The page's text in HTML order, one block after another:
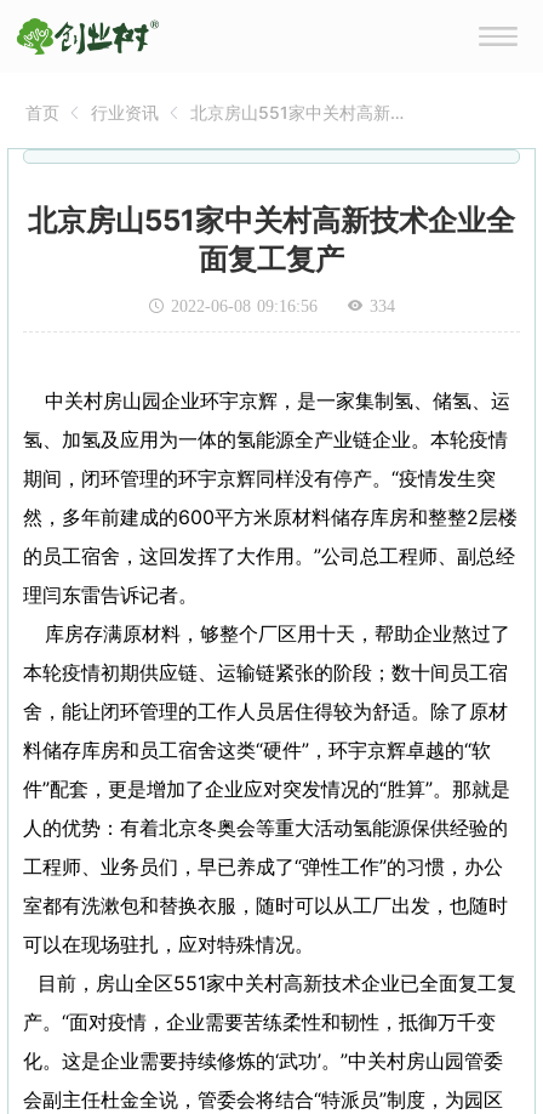
首页 行业资讯
北京房山551家中关村高新技
北京房山551家中关村高新技术企业全
面复工复产
2022-06-08 09:16:56 334
中关村房山园企业环宇京辉，是一家集制氢、储氢、运
氢、加氢及应用为一体的氢能源全产业链企业。本轮疫情
期间，闭环管理的环宇京辉同样没有停产。“疫情发生突
然，多年前建成的600平方米原材料储存库房和整整2层楼
的员工宿舍，这回发挥了大作用。”公司总工程师、副总经
理闫东雷告诉记者。
库房存满原材料，够整个厂区用十天，帮助企业熬过了
本轮疫情初期供应链、运输链紧张的阶段；数十间员工宿
舍，能让闭环管理的工作人员居住得较为舒适。除了原材
料储存库房和员工宿舍这类“硬件”，环宇京辉卓越的“软
件”配套，更是增加了企业应对突发情况的“胜算”。那就是
人的优势：有着北京冬奥会等重大活动氢能源保供经验的
工程师、业务员们，早已养成了“弹性工作”的习惯，办公
室都有洗漱包和替换衣服，随时可以从工厂出发，也随时
可以在现场驻扎，应对特殊情况。
目前，房山全区551家中关村高新技术企业已全面复工复
产。“面对疫情，企业需要苦练柔性和韧性，抵御万千变
化。这是企业需要持续修炼的‘武功’。”中关村房山园管委
会副主任杜金全说，管委会将结合“特派员”制度，为园区